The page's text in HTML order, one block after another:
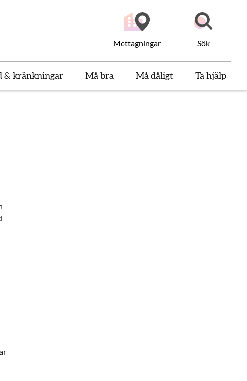
Mottagningar Sök
& kränkningar Må bra Må dåligt Ta hjälp